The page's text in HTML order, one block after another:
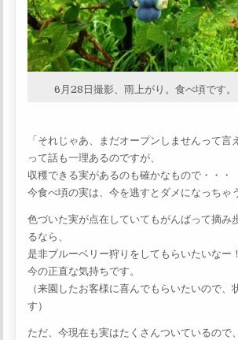
6月28日撮影、雨上がり。食べ頃です。
「それじゃあ、まだオープンしませんって言
って話も一理あるのですが、
収穫できる実があるのも確かなもので・・・
今食べ頃の実は、今を逃すとダメになっちゃ
色づいた実が点在していてもがんばって摘み
るなら、
是非ブルーベリー狩りをしてもらいたいなー
今の正直な気持ちです。
（来園したお客様に喜んでもらいたいので、
す）
ただ、今現在も実はたくさんついているので、